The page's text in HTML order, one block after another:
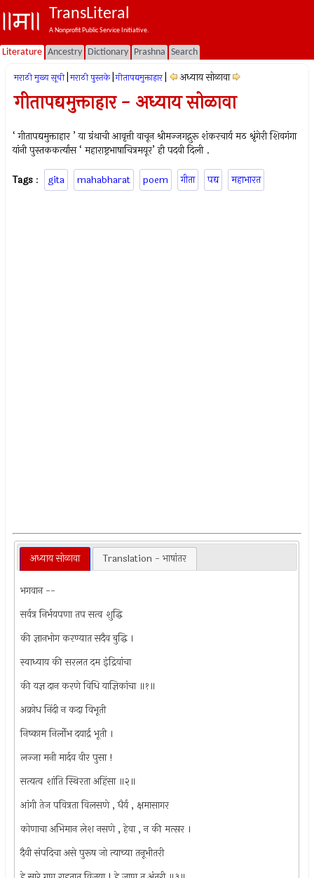
TransLiteral
A Nonprofit Public Service Initiative.
Literature Ancestry Dictionary Prashna Search
मराठी मुख्य सूची मराठी पुस्तके गीतापद्यमुक्ताहार अध्याय सोळावा
गीतापद्यमुक्ताहार - अध्याय सोळावा
‘ गीतापद्यमुक्ताहार ’ या ग्रंथाची आवृत्ती वाचून श्रीमज्जगद्गुरू शंकरचार्य मठ श्रृंगेरी शिवगंगा
यांनी पुस्तककर्त्यास ‘ महाराष्ट्रभाषाचित्रमयूर’ ही पदवी दिली .
Tags : gita mahabharat poem गीता पद्य महाभारत
अध्याय सोळावा Translation - भाषांतर
भगवान --
सर्वत्र निर्भयपणा तप सत्व शुद्धि
की ज्ञानभोग करण्यात सदैव बुद्धि ।
स्वाध्याय की सरलत दम इंद्रियांचा
की यज्ञ दान करणे विधि याज्ञिकांचा ॥१॥
अक्रोध निंदी न कदा विभूती
निष्काम निर्लोभ दयार्द्र भूती ।
लज्जा मनी मार्दव वीर पुसा !
सत्यत्व शांति स्थिरता अहिंसा ॥२॥
आंगी तेज पवित्रता विलसणे , धैर्य , क्षमासागर
कोणाचा अभिमान लेश नसणे , हेवा , न की मत्सर ।
दैवी संपदिचा असे पुरूष जो त्याच्या तनूभीतरी